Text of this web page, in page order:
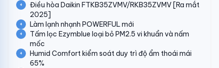
Điều hòa Daikin FTKB35ZVMV/RKB35ZVMV [Ra mắt
2025]
Làm lạnh nhạnh POWERFUL mới
Tấm lọc Ezymblue loại bỏ PM2.5 vi khuẩn và nấm
mốc
Humid Comfort kiểm soát duy trì độ ẩm thoái mái
65%